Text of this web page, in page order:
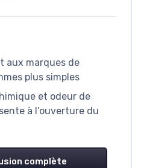
aux marques de
plus simples
et odeur de
à l’ouverture du
complète